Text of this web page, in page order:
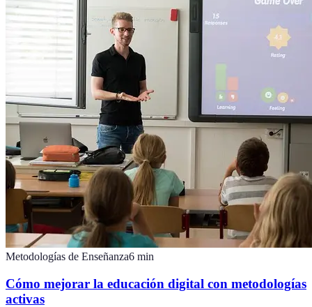
Metodologías de Enseñanza6 min
Cómo mejorar la educación digital con metodologías
activas